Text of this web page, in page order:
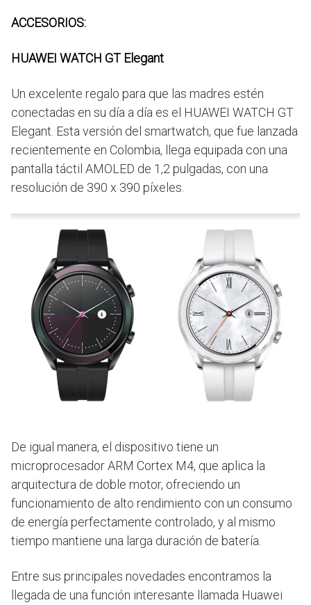
ACCESORIOS:
HUAWEI WATCH GT Elegant
Un excelente regalo para que las madres estén
conectadas en su día a día es el HUAWEI WATCH GT
Elegant. Esta versión del smartwatch, que fue lanzada
recientemente en Colombia, llega equipada con una
pantalla táctil AMOLED de 1,2 pulgadas, con una
resolución de 390 x 390 píxeles.
De igual manera, el dispositivo tiene un
microprocesador ARM Cortex M4, que aplica la
arquitectura de doble motor, ofreciendo un
funcionamiento de alto rendimiento con un consumo
de energía perfectamente controlado, y al mismo
tiempo mantiene una larga duración de batería.
Entre sus principales novedades encontramos la
llegada de una función interesante llamada Huawei